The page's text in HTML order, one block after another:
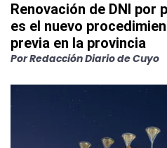
Renovación de DNI por
es el nuevo
previa en la provincia
PorRedacción Diario de Cuyo